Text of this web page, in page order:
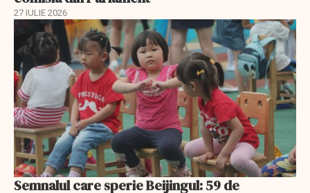
27 IULIE 2026
Semnalul care sperie Beijingul: 59 de